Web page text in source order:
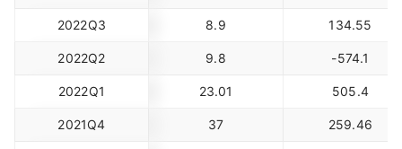
2022Q3 8.9 134.55
2022Q2 9.8 -574.1
2022Q1 23.01 505.4
2021Q4 37 259.46